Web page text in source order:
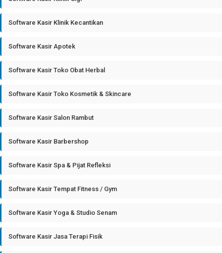
Software Kasir Klinik Kecantikan
Software Kasir Apotek
Software Kasir Toko Obat Herbal
Software Kasir Toko Kosmetik & Skincare
Software Kasir Salon Rambut
Software Kasir Barbershop
Software Kasir Spa & Pijat Refleksi
Software Kasir Tempat Fitness / Gym
Software Kasir Yoga & Studio Senam
Software Kasir Jasa Terapi Fisik